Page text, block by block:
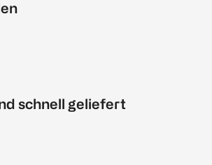
schnell geliefert